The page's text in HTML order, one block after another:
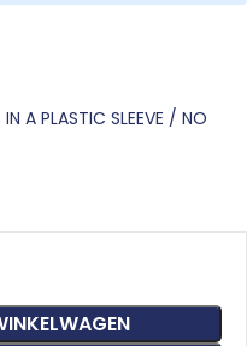
IN A PLASTIC SLEEVE / NO